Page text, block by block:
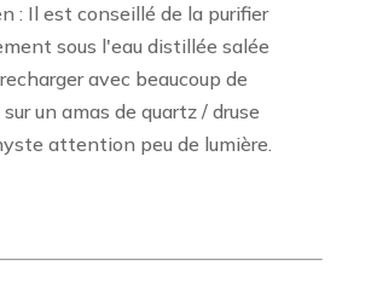
: Il est conseillé de la purifier
sous l'eau distillée salée
avec beaucoup de
un amas de quartz / druse
attention peu de lumière.